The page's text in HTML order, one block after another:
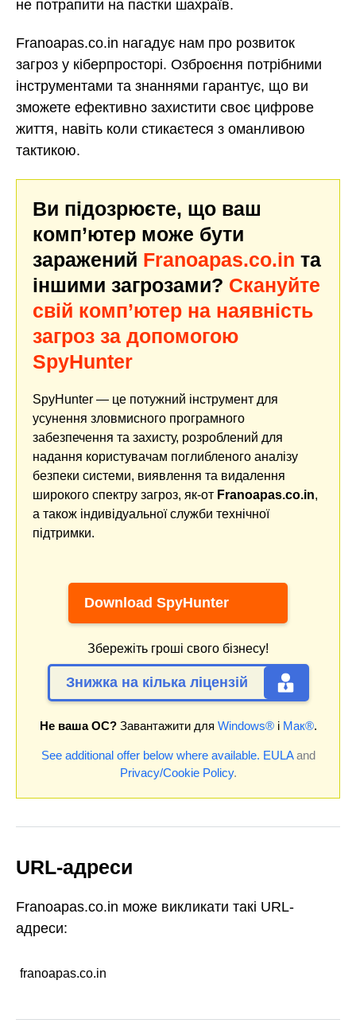
не потрапити на пастки шахраїв.
Franoapas.co.in нагадує нам про розвиток
загроз у кіберпросторі. Озброєння потрібними
інструментами та знаннями гарантує, що ви
зможете ефективно захистити своє цифрове
життя, навіть коли стикаєтеся з оманливою
тактикою.
Ви підозрюєте, що ваш
комп’ютер може бути
заражений Franoapas.co.in та
іншими загрозами? Скануйте
свій комп’ютер на наявність
загроз за допомогою
SpyHunter
SpyHunter — це потужний інструмент для
усунення зловмисного програмного
забезпечення та захисту, розроблений для
надання користувачам поглибленого аналізу
безпеки системи, виявлення та видалення
широкого спектру загроз, як-от Franoapas.co.in,
а також індивідуальної служби технічної
підтримки.
Download SpyHunter
Збережіть гроші свого бізнесу!
Знижка на кілька ліцензій
Не ваша ОС?Завантажити для Windows®і Мак®.
See additional offer below where available. EULAand
Privacy/Cookie Policy.
URL-адреси
Franoapas.co.in може викликати такі URL-
адреси:
franoapas.co.in